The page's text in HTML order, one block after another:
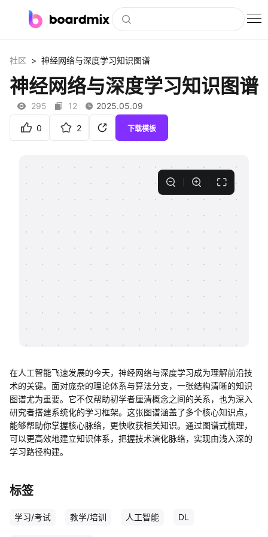
社区资源
下载
私有化部署
知识分享社区
社区 > 神经网络与深度学习知识图谱
神经网络与深度学习知识图谱
295 12 2025.05.09
0 2 下载模板
在人工智能飞速发展的今天，神经网络与深度学习成为理解前沿技
术的关键。面对庞杂的理论体系与算法分支，一张结构清晰的知识
图谱尤为重要。它不仅帮助初学者厘清概念之间的关系，也为深入
研究者搭建系统化的学习框架。这张图谱涵盖了多个核心知识点，
能够帮助你掌握核心脉络，更快收获相关知识。通过图谱式梳理，
可以更高效地建立知识体系，把握技术演化脉络，实现由浅入深的
学习路径构建。
标签
学习/考试 教学/培训 人工智能 DL